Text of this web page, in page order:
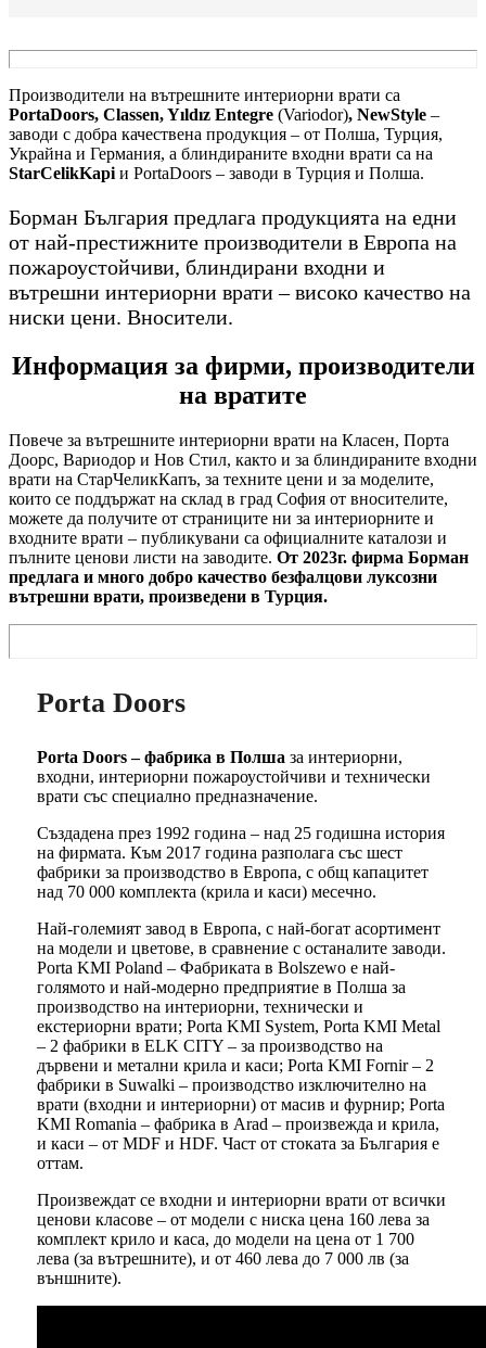
Производители на вътрешните интериорни врати са
PortaDoors, Classen, Yıldız Entegre (Variodor), NewStyle –
заводи с добра качествена продукция – от Полша, Турция,
Украйна и Германия, а блиндираните входни врати са на
StarCelikKapi и PortaDoors – заводи в Турция и Полша.
Борман България предлага продукцията на едни
от най-престижните производители в Европа на
пожароустойчиви, блиндирани входни и
вътрешни интериорни врати – високо качество на
ниски цени. Вносители.
Информация за фирми, производители
на вратите
Повече за вътрешните интериорни врати на Класен, Порта
Доорс, Вариодор и Нов Стил, както и за блиндираните входни
врати на СтарЧеликКапъ, за техните цени и за моделите,
които се поддържат на склад в град София от вносителите,
можете да получите от страниците ни за интериорните и
входните врати – публикувани са официалните каталози и
пълните ценови листи на заводите. От 2023г. фирма Борман
предлага и много добро качество безфалцови луксозни
вътрешни врати, произведени в Турция.
Porta Doors
Porta Doors – фабрика в Полша за интериорни,
входни, интериорни пожароустойчиви и технически
врати със специално предназначение.
Създадена през 1992 година – над 25 годишна история
на фирмата. Към 2017 година разполага със шест
фабрики за производство в Европа, с общ капацитет
над 70 000 комплекта (крила и каси) месечно.
Най-големият завод в Европа, с най-богат асортимент
на модели и цветове, в сравнение с останалите заводи.
Porta KMI Poland – Фабриката в Bolszewo е най-
голямото и най-модерно предприятие в Полша за
производство на интериорни, технически и
екстериорни врати; Porta KMI System, Porta KMI Metal
– 2 фабрики в ELK CITY – за производство на
дървени и метални крила и каси; Porta KMI Fornir – 2
фабрики в Suwalki – производство изключително на
врати (входни и интериорни) от масив и фурнир; Porta
KMI Romania – фабрика в Arad – произвежда и крила,
и каси – от MDF и HDF. Част от стоката за България е
оттам.
Произвеждат се входни и интериорни врати от всички
ценови класове – от модели с ниска цена 160 лева за
комплект крило и каса, до модели на цена от 1 700
лева (за вътрешните), и от 460 лева до 7 000 лв (за
външните).